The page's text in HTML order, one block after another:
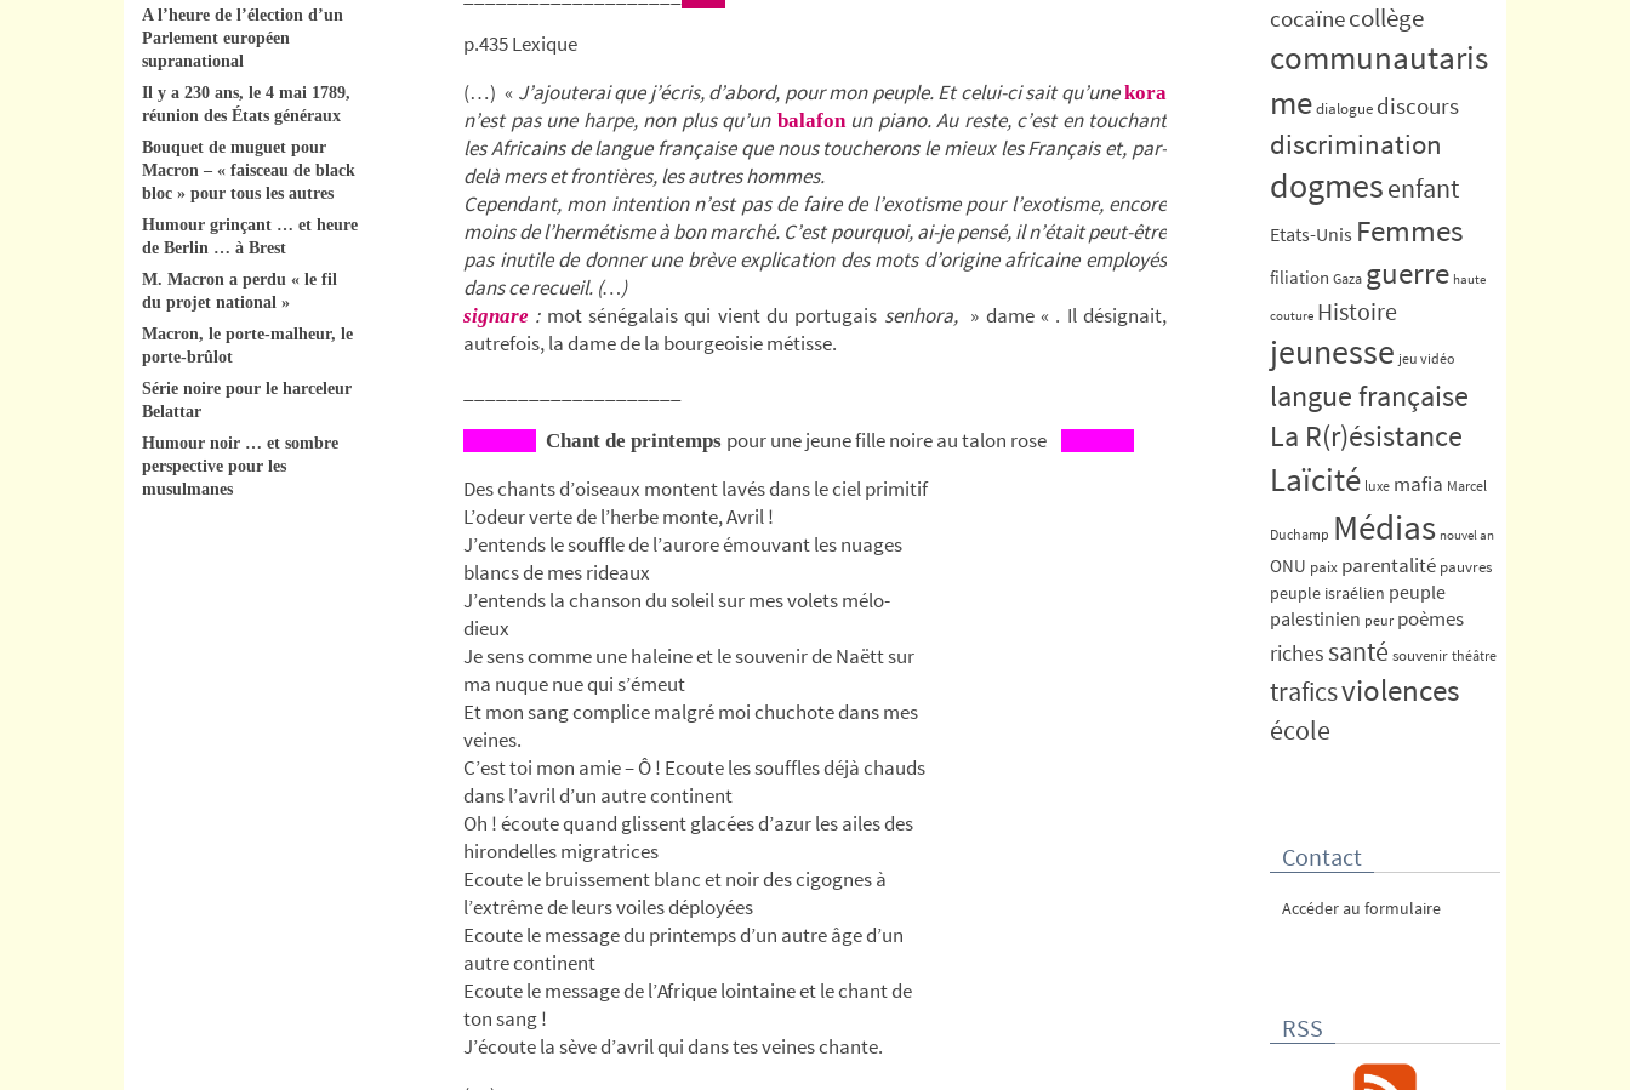
p.435 Lexique
(…) « J’ajouterai que j’écris, d’abord, pour mon peuple. Et celui-ci sait qu’unekora
n’est pas une harpe, non plus qu’unbalafon un piano. Au reste, c’est en touchant
les Africains de langue française que nous toucherons le mieux les Français et, par-
delà mers et frontières, les autres hommes.
Cependant, mon intention n’est pas de faire de l’exotisme pour l’exotisme, encore
moins de l’hermétisme à bon marché. C’est pourquoi, ai-je pensé, il n’était peut-être
pas inutile de donner une brève explication des mots d’origine africaine employés
dans ce recueil. (…)
signare :mot sénégalais qui vient du portugais senhora,» dame « . Il désignait,
autrefois, la dame de la bourgeoisie métisse.
Chant de printemps pour une jeune fille noire au talon rose
Des chants d’oiseaux montent lavés dans le ciel primitif
L’odeur verte de l’herbe monte, Avril !
J’entends le souffle de l’aurore émouvant les nuages
blancs de mes rideaux
J’entends la chanson du soleil sur mes volets mélo-
dieux
Je sens comme une haleine et le souvenir de Naëtt sur
ma nuque nue qui s’émeut
Et mon sang complice malgré moi chuchote dans mes
veines.
C’est toi mon amie – Ô ! Ecoute les souffles déjà chauds
dans l’avril d’un autre continent
Oh ! écoute quand glissent glacées d’azur les ailes des
hirondelles migratrices
Ecoute le bruissement blanc et noir des cigognes à
l’extrême de leurs voiles déployées
Ecoute le message du printemps d’un autre âge d’un
autre continent
Ecoute le message de l’Afrique lointaine et le chant de
ton sang !
J’écoute la sève d’avril qui dans tes veines chante.
A l’heure de l’élection d’un
Parlement européen
supranational
Il y a 230 ans, le 4 mai 1789,
réunion des États généraux
Bouquet de muguet pour
Macron – « faisceau de black
bloc » pour tous les autres
Humour grinçant … et heure
de Berlin … à Brest
M. Macron a perdu « le fil
du projet national »
Macron, le porte-malheur, le
porte-brûlot
Série noire pour le harceleur
Belattar
Humour noir … et sombre
perspective pour les
musulmanes
cocaïnecollège
communautaris
medialogue discours
discrimination
dogmesenfant
Etats-Unis Femmes
filiation Gaza guerre haute
couture Histoire
jeunesse jeu vidéo
langue française
La R(r)ésistance
Laïcité luxe mafia Marcel
Duchamp Médias nouvel an
ONU paix parentalité pauvres
peuple israélien peuple
palestinien peur poèmes
riches santé souvenir théâtre
traficsviolences
école
Contact
Accéder au formulaire
RSS